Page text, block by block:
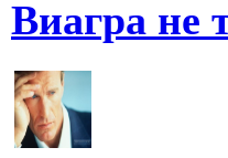
Виагра не